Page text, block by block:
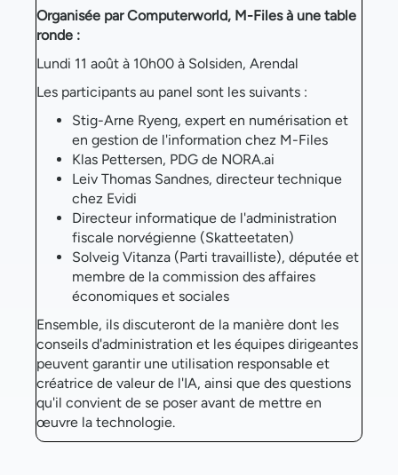
Organisée par Computerworld, M-Files à une table
ronde :
Lundi 11 août à 10h00 à Solsiden, Arendal
Les participants au panel sont les suivants :
Stig-Arne Ryeng, expert en numérisation et
en gestion de l'information chez M-Files
Klas Pettersen, PDG de NORA.ai
Leiv Thomas Sandnes, directeur technique
chez Evidi
Directeur informatique de l'administration
fiscale norvégienne (Skatteetaten)
Solveig Vitanza (Parti travailliste), députée et
membre de la commission des affaires
économiques et sociales
Ensemble, ils discuteront de la manière dont les
conseils d'administration et les équipes dirigeantes
peuvent garantir une utilisation responsable et
créatrice de valeur de l'IA, ainsi que des questions
qu'il convient de se poser avant de mettre en
œuvre la technologie.